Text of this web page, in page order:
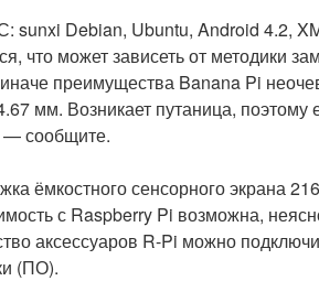
sunxi Debian, Ubuntu, Android 4.2,
что может зависеть от методики
преимущества Banana Pi
мм. Возникает путаница, поэтому
— сообщите.
ёмкостного сенсорного экрана
с Raspberry Pi возможна,
аксессуаров R-Pi можно
(ПО).